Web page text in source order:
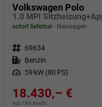
Volkswagen Polo
sofort lieferbar Neuwagen
Fahrzeugnr. 69634
Kraftstoff Benzin
Leistung 59 kW (80 PS)
18.430,– €
incl. 19% MwSt.